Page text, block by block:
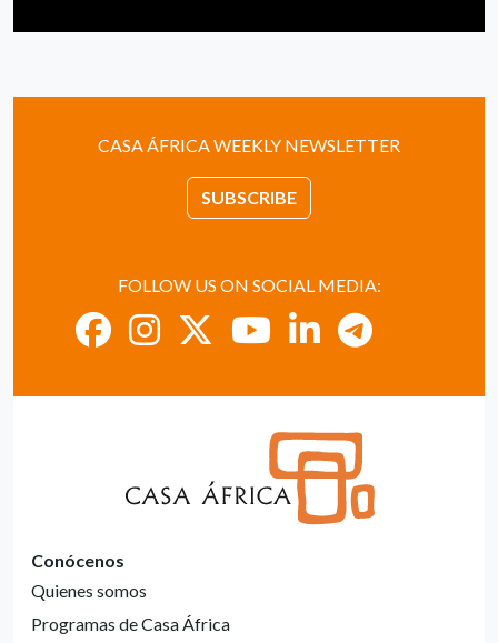
CASA ÁFRICA WEEKLY NEWSLETTER
SUBSCRIBE
FOLLOW US ON SOCIAL MEDIA:
Conócenos
Quienes somos
Programas de Casa África